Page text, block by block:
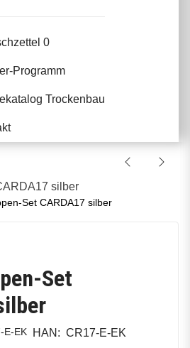
0
Programm
Trockenbau
Set
E-EK HAN: CR17-E-EK
Set CARDA17 silber